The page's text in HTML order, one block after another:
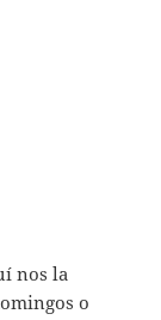
nos la
o